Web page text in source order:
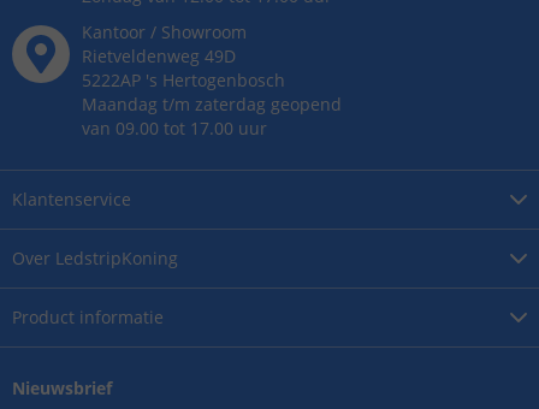
Over LedstripKoning
Product informatie
Klantenservice
Kantoor / Showroom
Rietveldenweg 49D
5222AP 's Hertogenbosch
Maandag t/m zaterdag geopend
van 09.00 tot 17.00 uur
Nieuwsbrief